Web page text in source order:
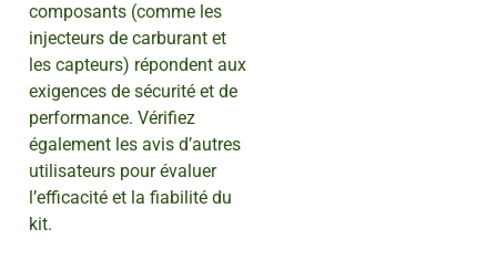
composants (comme les
injecteurs de carburant et
les capteurs) répondent aux
exigences de sécurité et de
performance. Vérifiez
également les avis d’autres
utilisateurs pour évaluer
l’efficacité et la fiabilité du
kit.